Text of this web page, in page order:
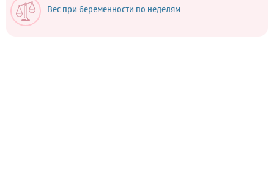
Вес при беременности по неделям